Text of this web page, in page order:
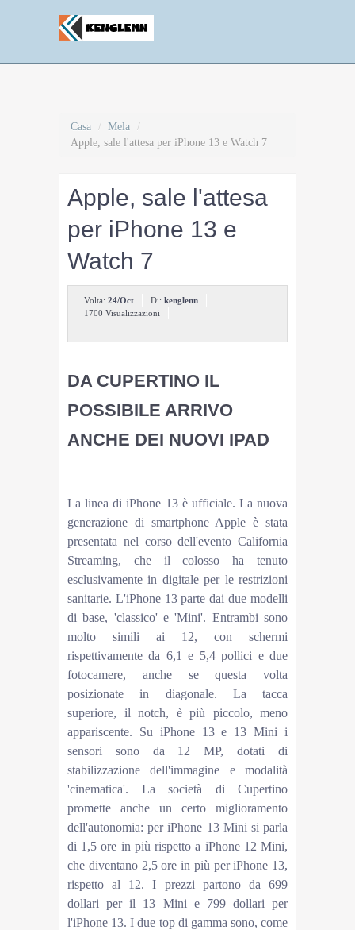
Casa / Mela /
Apple, sale l'attesa per iPhone 13 e Watch 7
Apple, sale l'attesa
per iPhone 13 e
Watch 7
Volta: 24/Oct Di: kenglenn
1700 Visualizzazioni
DA CUPERTINO IL
POSSIBILE ARRIVO
ANCHE DEI NUOVI IPAD
La linea di iPhone 13 è ufficiale. La nuova
generazione di smartphone Apple è stata
presentata nel corso dell'evento California
Streaming, che il colosso ha tenuto
esclusivamente in digitale per le restrizioni
sanitarie. L'iPhone 13 parte dai due modelli
di base, 'classico' e 'Mini'. Entrambi sono
molto simili ai 12, con schermi
rispettivamente da 6,1 e 5,4 pollici e due
fotocamere, anche se questa volta
posizionate in diagonale. La tacca
superiore, il notch, è più piccolo, meno
appariscente. Su iPhone 13 e 13 Mini i
sensori sono da 12 MP, dotati di
stabilizzazione dell'immagine e modalità
'cinematica'. La società di Cupertino
promette anche un certo miglioramento
dell'autonomia: per iPhone 13 Mini si parla
di 1,5 ore in più rispetto a iPhone 12 Mini,
che diventano 2,5 ore in più per iPhone 13,
rispetto al 12. I prezzi partono da 699
dollari per il 13 Mini e 799 dollari per
l'iPhone 13. I due top di gamma sono, come